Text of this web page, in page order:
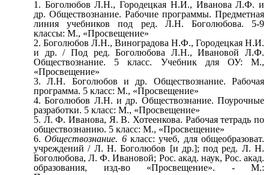
Боголюбов Л.Н., Городецкая Н.И., Иванова Л.Ф. и
др. Обществознание. Рабочие программы. Предметная
линия учебников под ред. Л.Н. Боголюбова. 5-9
классы: М., «Просвещение»
Боголюбов Л.Н., Виноградова Н.Ф., Городецкая Н.И.
и др. / Под ред. Боголюбова Л.Н., Ивановой Л.Ф.
Обществознание. 5 класс. Учебник для ОУ: М.,
«Просвещение»
Л.Н. Боголюбов и др. Обществознание. Рабочая
программа. 5 класс: М., «Просвещение»
Боголюбов Л.Н. и др. Обществознание. Поурочные
разработки. 5 класс: М., «Просвещение»
Л. Ф. Иванова, Я. В. Хотеенкова. Рабочая тетрадь по
обществознанию. 5 класс: М., «Просвещение»
Обществознание. 6класс: учеб, для общеобразоват.
учреждений / Л. Н. Боголюбов [и др.]; под ред. Л. Н.
Боголюбова, Л. Ф. Ивановой; Рос. акад. наук, Рос. акад.
образования, изд-во «Просвещение». - М.: